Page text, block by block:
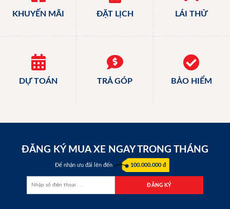
KHUYẾN MÃI ĐẶT LỊCH LÁI THỬ
DỰ TOÁN TRẢ GÓP BẢO HIỂM
ĐĂNG KÝ MUA XE NGAY TRONG THÁNG
Để nhận ưu đãi lên đến 100.000.000 đ